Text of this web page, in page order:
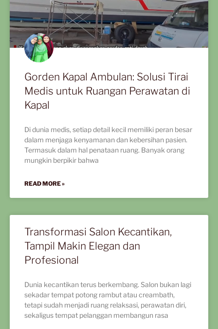
Gorden Kapal Ambulan: Solusi Tirai
Medis untuk Ruangan Perawatan di
Kapal
Di dunia medis, setiap detail kecil memiliki peran besar
dalam menjaga kenyamanan dan kebersihan pasien.
Termasuk dalam hal penataan ruang. Banyak orang
mungkin berpikir bahwa
READ MORE »
Transformasi Salon Kecantikan,
Tampil Makin Elegan dan
Profesional
Dunia kecantikan terus berkembang. Salon bukan lagi
sekadar tempat potong rambut atau creambath,
tetapi sudah menjadi ruang relaksasi, perawatan diri,
sekaligus tempat pelanggan membangun rasa